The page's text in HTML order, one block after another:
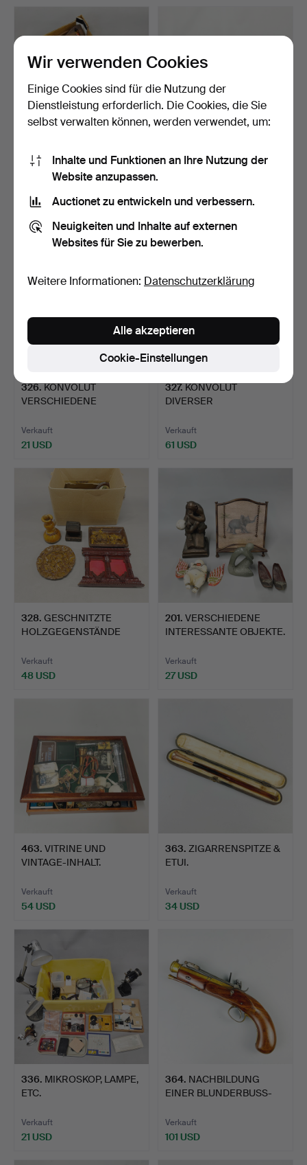
214 .
INTERESSANTE
GEGENSTÄNDE.
Verkauft
325 .GEMISCHTE
INTERESSANTE DOSEN.
Verkauft
326.KONVOLUT
VERSCHIEDENE
Verkauft
21 USD
327.KONVOLUT
DIVERSER
Verkauft
61 USD
328. GESCHNITZTE
HOLZGEGENSTÄNDE
Verkauft
48 USD
201. VERSCHIEDENE
INTERESSANTE OBJEKTE.
Verkauft
27 USD
463. VITRINE UND
VINTAGE-INHALT.
Verkauft
54 USD
363. ZIGARRENSPITZE &
ETUI.
Verkauft
34 USD
336. MIKROSKOP, LAMPE,
ETC.
Verkauft
21 USD
364. NACHBILDUNG
EINER BLUNDERBUSS-
Verkauft
101 USD
Wir verwenden Cookies
Einige Cookies sind für die Nutzung der
Dienstleistung erforderlich. Die Cookies, die Sie
selbst verwalten können, werden verwendet, um:
Inhalte und Funktionen an Ihre Nutzung der
Website anzupassen.
Auctionet zu entwickeln und verbessern.
Neuigkeiten und Inhalte auf externen
Websites für Sie zu bewerben.
Weitere Informationen: Datenschutzerklärung
Cookie-Einstellungen
Alle akzeptieren